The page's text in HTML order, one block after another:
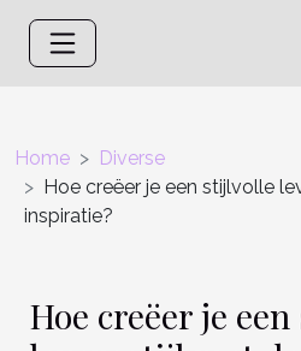
Home
Diverse
Hoe creëer je een stijlvolle
inspiratie?
Hoe creëer je